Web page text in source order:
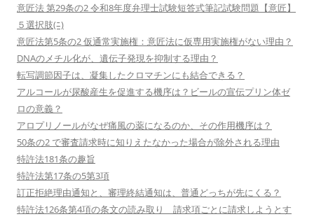
意匠法 第29条の2 令和8年度弁理士試験短答式筆記試験問題【意匠】
５選択肢(ﾆ)
意匠法第5条の2 仮通常実施権：意匠法に仮専用実施権がない理由？
DNAのメチル化が、遺伝子発現を抑制する理由？
転写調節因子は、凝集したクロマチンにも結合できる？
アルコールが尿酸産生を促進する機序は？ビールの宣伝プリン体ゼ
ロの意義？
アロプリノールがなぜ痛風の薬になるのか、その作用機序は？
50条の2 で審査請求時に知りえたなかった場合が除外される理由
特許法181条の趣旨
特許法第17条の5第3項
訂正拒絶理由通知と、審理終結通知は、普通どっちが先にくる？
特許法126条第4項の条文の読み取り 請求項ごとに請求しようとす